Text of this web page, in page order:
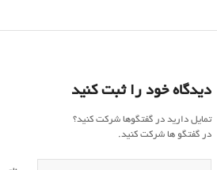
دیدگاه خود را ثبت کنید
تمایل دارید در گفتگوها شرکت کنید؟
در گفتگو ها شرکت کنید.